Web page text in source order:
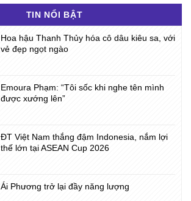
TIN NỔI BẬT
Hoa hậu Thanh Thủy hóa cô dâu kiêu sa, với
vẻ đẹp ngọt ngào
Emoura Phạm: “Tôi sốc khi nghe tên mình
được xướng lên”
ĐT Việt Nam thắng đậm Indonesia, nắm lợi
thế lớn tại ASEAN Cup 2026
Ái Phương trở lại đầy năng lượng